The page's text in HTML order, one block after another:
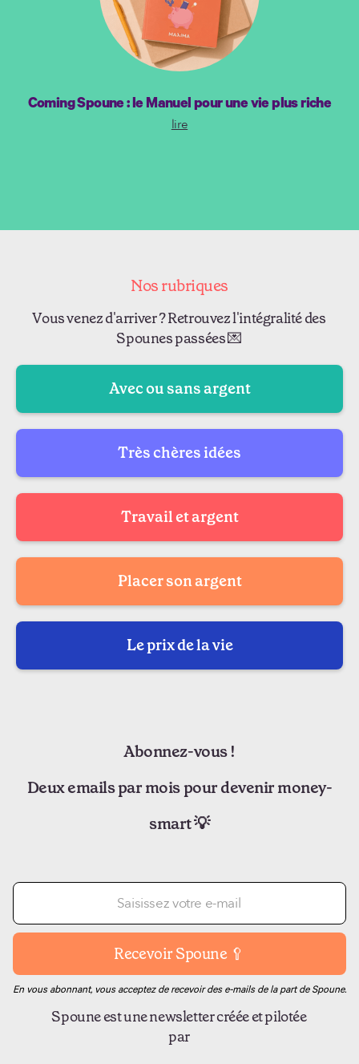
Coming Spoune : le Manuel pour une vie plus riche
lire
Nos rubriques
Vous venez d'arriver ? Retrouvez l'intégralité des
Spounes passées 💌
Avec ou sans argent
Très chères idées
Travail et argent
Placer son argent
Le prix de la vie
Abonnez-vous !
Deux emails par mois pour devenir money-
smart 💡
En vous abonnant, vous acceptez de recevoir des e-mails de la part de Spoune.
Spoune est une newsletter créée et pilotée
par